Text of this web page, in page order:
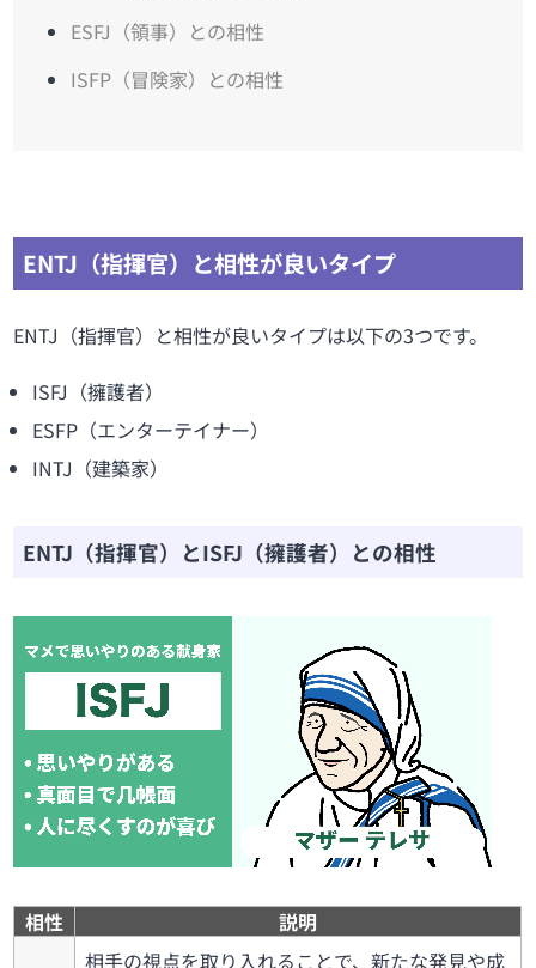
ESFJ（領事）との相性
ISFP（冒険家）との相性
ENTJ（指揮官）と相性が良いタイプ
ENTJ（指揮官）と相性が良いタイプは以下の3つです。
ISFJ（擁護者）
ESFP（エンターテイナー）
INTJ（建築家）
ENTJ（指揮官）とISFJ（擁護者）との相性
相性
説明
相手の視点を取り入れることで、新たな発見や成